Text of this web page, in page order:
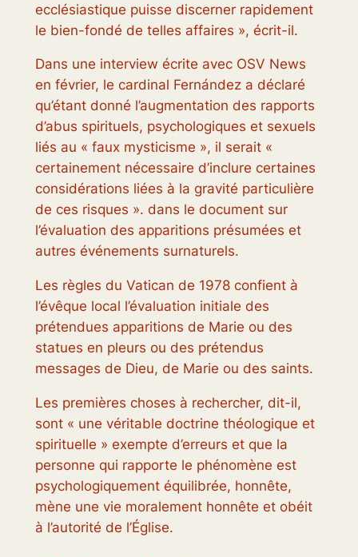
ecclésiastique puisse discerner rapidement
le bien-fondé de telles affaires », écrit-il.
Dans une interview écrite avec OSV News
en février, le cardinal Fernández a déclaré
qu’étant donné l’augmentation des rapports
d’abus spirituels, psychologiques et sexuels
liés au « faux mysticisme », il serait «
certainement nécessaire d’inclure certaines
considérations liées à la gravité particulière
de ces risques ». dans le document sur
l’évaluation des apparitions présumées et
autres événements surnaturels.
Les règles du Vatican de 1978 confient à
l’évêque local l’évaluation initiale des
prétendues apparitions de Marie ou des
statues en pleurs ou des prétendus
messages de Dieu, de Marie ou des saints.
Les premières choses à rechercher, dit-il,
sont « une véritable doctrine théologique et
spirituelle » exempte d’erreurs et que la
personne qui rapporte le phénomène est
psychologiquement équilibrée, honnête,
mène une vie moralement honnête et obéit
à l’autorité de l’Église.